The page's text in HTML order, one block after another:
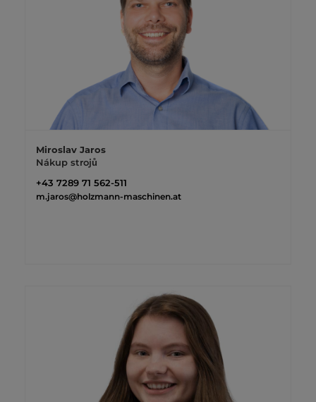
Miroslav Jaros
Nákup strojů
+43 7289 71 562-511
m.jaros@holzmann-maschinen.at